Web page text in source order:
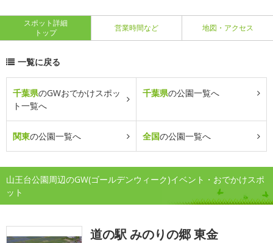
スポット詳細
トップ
営業時間など 地図・アクセス
一覧に戻る
千葉県のGWおでかけスポッ
ト一覧へ
千葉県の公園一覧へ
関東の公園一覧へ 全国の公園一覧へ
山王台公園周辺のGW(ゴールデンウィーク)イベント・おでかけスポ
ット
道の駅 みのりの郷 東金